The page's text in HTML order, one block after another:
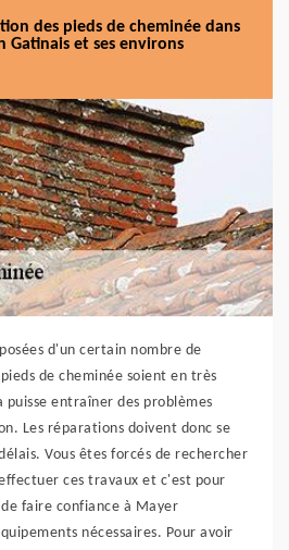
des pieds de cheminée dans
Gatinais et ses environs
d'un certain nombre de
de cheminée soient en très
entraîner des problèmes
Les réparations doivent donc se
Vous êtes forcés de rechercher
ces travaux et c'est pour
faire confiance à Mayer
nécessaires. Pour avoir